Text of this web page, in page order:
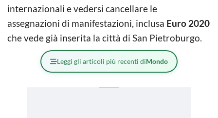
internazionali e vedersi cancellare le
assegnazioni di manifestazioni, inclusa Euro 2020
che vede già inserita la città di San Pietroburgo.
Leggi gli articoli più recenti diMondo